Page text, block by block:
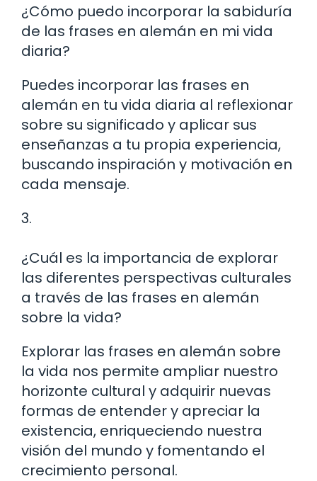
¿Cómo puedo incorporar la sabiduría
de las frases en alemán en mi vida
diaria?
Puedes incorporar las frases en
alemán en tu vida diaria al reflexionar
sobre su significado y aplicar sus
enseñanzas a tu propia experiencia,
buscando inspiración y motivación en
cada mensaje.
3.
¿Cuál es la importancia de explorar
las diferentes perspectivas culturales
a través de las frases en alemán
sobre la vida?
Explorar las frases en alemán sobre
la vida nos permite ampliar nuestro
horizonte cultural y adquirir nuevas
formas de entender y apreciar la
existencia, enriqueciendo nuestra
visión del mundo y fomentando el
crecimiento personal.